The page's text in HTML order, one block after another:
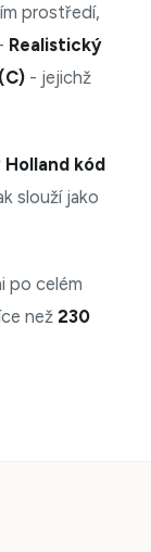
prostředí,
Realistický
- jejichž
Holland kód
slouží jako
po celém
než230